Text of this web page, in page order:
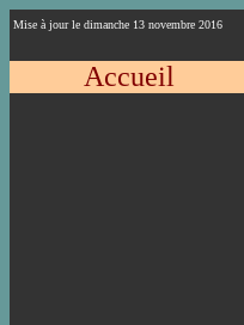
Mise à jour le dimanche 13 novembre 2016
Accueil